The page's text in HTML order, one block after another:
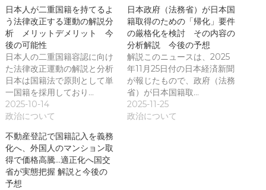
)
日本人が二重国籍を持てるよ
う法律改正する運動の解説分
析 メリットデメリット 今
後の可能性
日本人の二重国籍容認に向け
た法律改正運動の解説と分析
日本は国籍法で原則として単
一国籍を採用しており…
2025-10-14
政治について
日本政府（法務省）が日本国
籍取得のための「帰化」要件
の厳格化を検討 その内容の
分析解説 今後の予想
解説このニュースは、2025
年11月25日付の日本経済新聞
が報じたもので、政府（法務
省）が日本国籍取…
2025-11-25
政治について
不動産登記で国籍記入を義務
化へ、外国人のマンション取
得で価格高騰…適正化へ国交
省が実態把握 解説と今後の
予想